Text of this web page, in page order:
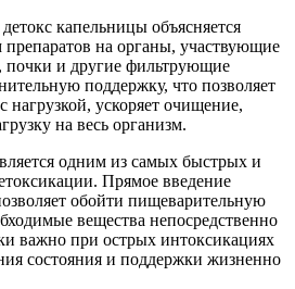
капельницы объясняется
на органы, участвующие
почки и другие фильтрующие
поддержку, что позволяет
нагрузкой, ускоряет очищение,
на весь организм.
одним из самых быстрых и
Прямое введение
обойти пищеварительную
вещества непосредственно
важно при острых интоксикациях
состояния и поддержки жизненно